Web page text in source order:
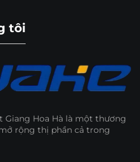
tôi
Giang Hoa Hà là một thương
rộng thị phần cả trong